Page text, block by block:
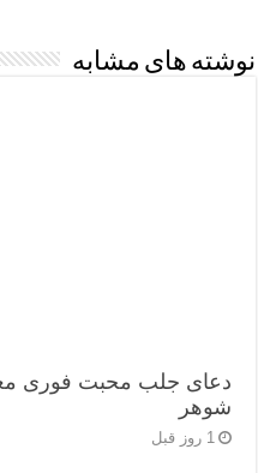
نوشته های مشابه
دعای جلب محبت فوری
شوهر
1 روز قبل